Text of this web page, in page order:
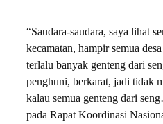
“Saudara-saudara, saya lihat
kecamatan, hampir semua
terlalu banyak genteng dari
penghuni, berkarat, jadi tidak
kalau semua genteng dari
pada Rapat Koordinasi